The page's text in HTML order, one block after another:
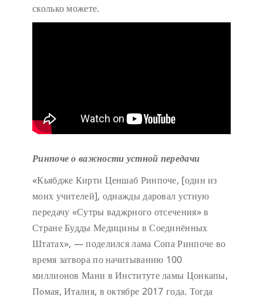
сколько можете.
Ринпоче о важности устной передачи
«Кьябдже Кирти Ценшаб Ринпоче, [один из
моих учителей], однажды даровал устную
передачу «Сутры ваджрного отсечения» в
Стране Будды Медицины в Соединённых
Штатах», — поделился лама Сопа Ринпоче во
время затвора по начитыванию 100
миллионов Мани в Институте ламы Цонкапы,
Помая, Италия, в октябре 2017 года. Тогда